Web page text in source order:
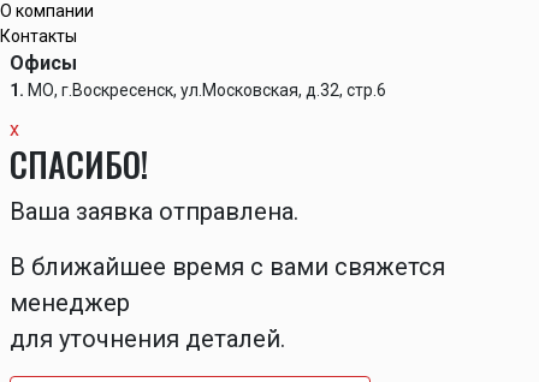
О компании
Контакты
Офисы
1. МО, г.Воскресенск, ул.Московская, д.32, стр.6
x
СПАСИБО!
Ваша заявка отправлена.
В ближайшее время с вами свяжется
менеджер
для уточнения деталей.